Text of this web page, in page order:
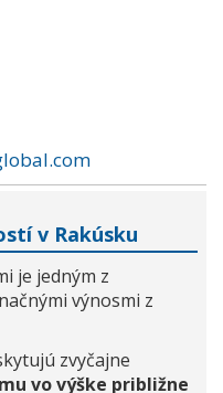
v Rakúsku
je jedným z
výnosmi z
zvyčajne
vo výške približne